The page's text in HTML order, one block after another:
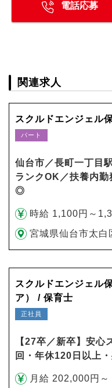
電話応募
関連求人
スクルドエンジェル
パート
仙台市／長町一丁目
ランクOK／扶養内
◎
時給 1,100円～
宮城県仙台市太白
スクルドエンジェル
ア） / 保育士
正社員
【27卒／新卒】安心
回・年休120日以上
月給 202,000円～